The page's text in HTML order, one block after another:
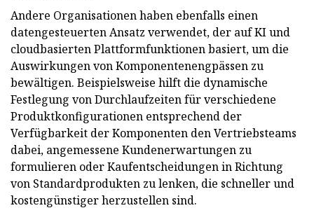
Andere Organisationen haben ebenfalls einen
datengesteuerten Ansatz verwendet, der auf KI und
cloudbasierten Plattformfunktionen basiert, um die
Auswirkungen von Komponentenengpässen zu
bewältigen. Beispielsweise hilft die dynamische
Festlegung von Durchlaufzeiten für verschiedene
Produktkonfigurationen entsprechend der
Verfügbarkeit der Komponenten den Vertriebsteams
dabei, angemessene Kundenerwartungen zu
formulieren oder Kaufentscheidungen in Richtung
von Standardprodukten zu lenken, die schneller und
kostengünstiger herzustellen sind.